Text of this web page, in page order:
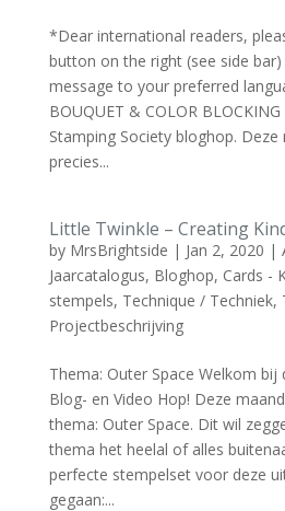
*Dear international readers,
button on the right (see side
message to your preferred
BOUQUET & COLOR
Stamping Society bloghop.
precies...
Little Twinkle – Creating
by MrsBrightside | Jan 2, 2020 |
Jaarcatalogus, Bloghop, Cards -
stempels, Technique / Techniek,
Projectbeschrijving
Thema: Outer Space Welkom bij
Blog- en Video Hop! Deze
thema: Outer Space. Dit wil
thema het heelal of alles
perfecte stempelset voor deze
gegaan:...